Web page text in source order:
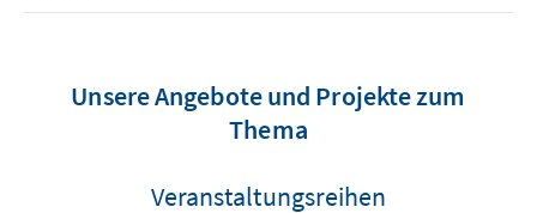
Unsere Angebote und Projekte zum
Thema
Veranstaltungsreihen